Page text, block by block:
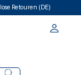
Retouren (DE)